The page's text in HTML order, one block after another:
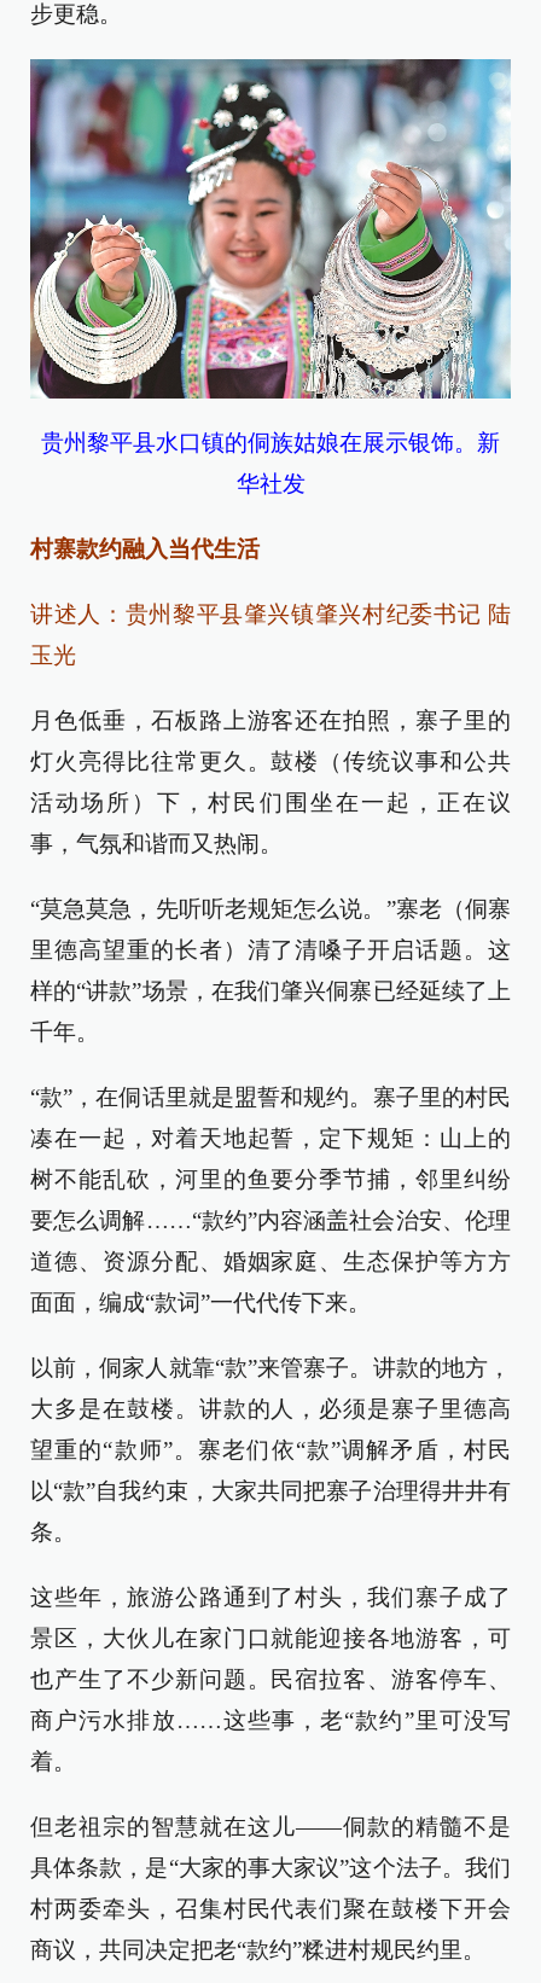
步更稳。
贵州黎平县水口镇的侗族姑娘在展示银饰。新
华社发
村寨款约融入当代生活
讲述人：贵州黎平县肇兴镇肇兴村纪委书记 陆
玉光
月色低垂，石板路上游客还在拍照，寨子里的
灯火亮得比往常更久。鼓楼（传统议事和公共
活动场所）下，村民们围坐在一起，正在议
事，气氛和谐而又热闹。
“莫急莫急，先听听老规矩怎么说。”寨老（侗寨
里德高望重的长者）清了清嗓子开启话题。这
样的“讲款”场景，在我们肇兴侗寨已经延续了上
千年。
“款”，在侗话里就是盟誓和规约。寨子里的村民
凑在一起，对着天地起誓，定下规矩：山上的
树不能乱砍，河里的鱼要分季节捕，邻里纠纷
要怎么调解……“款约”内容涵盖社会治安、伦理
道德、资源分配、婚姻家庭、生态保护等方方
面面，编成“款词”一代代传下来。
以前，侗家人就靠“款”来管寨子。讲款的地方，
大多是在鼓楼。讲款的人，必须是寨子里德高
望重的“款师”。寨老们依“款”调解矛盾，村民
以“款”自我约束，大家共同把寨子治理得井井有
条。
这些年，旅游公路通到了村头，我们寨子成了
景区，大伙儿在家门口就能迎接各地游客，可
也产生了不少新问题。民宿拉客、游客停车、
商户污水排放……这些事，老“款约”里可没写
着。
但老祖宗的智慧就在这儿——侗款的精髓不是
具体条款，是“大家的事大家议”这个法子。我们
村两委牵头，召集村民代表们聚在鼓楼下开会
商议，共同决定把老“款约”糅进村规民约里。